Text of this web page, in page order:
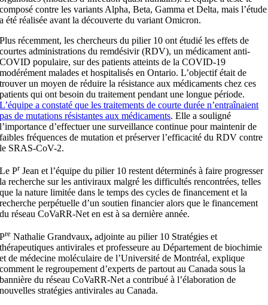
composé contre les variants Alpha, Beta, Gamma et Delta, mais l’étude
a été réalisée avant la découverte du variant Omicron.
Plus récemment, les chercheurs du pilier 10 ont étudié les effets de
courtes administrations du remdésivir (RDV), un médicament anti-
COVID populaire, sur des patients atteints de la COVID-19
modérément malades et hospitalisés en Ontario. L’objectif était de
trouver un moyen de réduire la résistance aux médicaments chez ces
patients qui ont besoin du traitement pendant une longue période.
L’équipe a constaté que les traitements de courte durée n’entraînaient
pas de mutations résistantes aux médicaments. Elle a souligné
l’importance d’effectuer une surveillance continue pour maintenir de
faibles fréquences de mutation et préserver l’efficacité du RDV contre
le SRAS-CoV-2.
Le PrJean et l’équipe du pilier 10 restent déterminés à faire progresser
la recherche sur les antiviraux malgré les difficultés rencontrées, telles
que la nature limitée dans le temps des cycles de financement et la
recherche perpétuelle d’un soutien financier alors que le financement
du réseau CoVaRR-Net en est à sa dernière année.
Pre Nathalie Grandvaux,adjointe au pilier 10 Stratégies et
thérapeutiques antivirales et professeure au Département de biochimie
et de médecine moléculaire de l’Université de Montréal, explique
comment le regroupement d’experts de partout au Canada sous la
bannière du réseau CoVaRR-Net a contribué à l’élaboration de
nouvelles stratégies antivirales au Canada.